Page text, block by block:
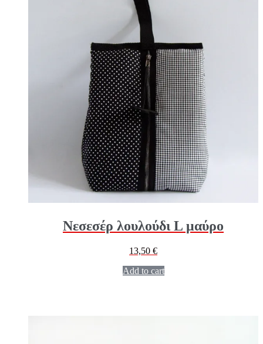
Νεσεσέρ λουλούδι L μαύρο
13,50 €
Add to cart